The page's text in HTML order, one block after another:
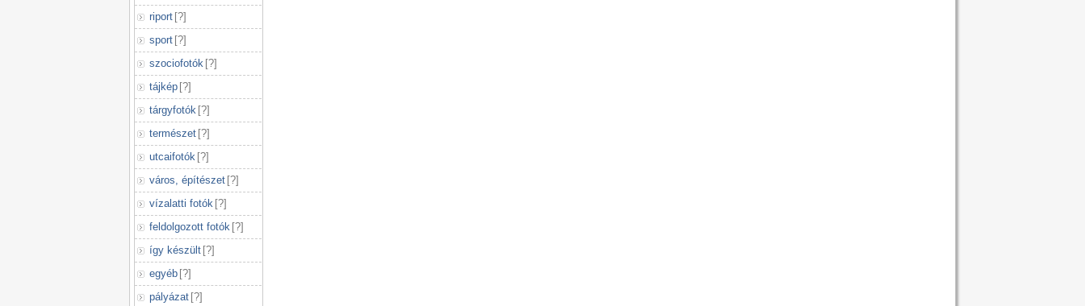
riport [?]
sport [?]
szociofotók [?]
tájkép [?]
tárgyfotók [?]
természet [?]
utcaifotók [?]
város, építészet [?]
vízalatti fotók [?]
feldolgozott fotók [?]
így készült [?]
egyéb [?]
pályázat [?]